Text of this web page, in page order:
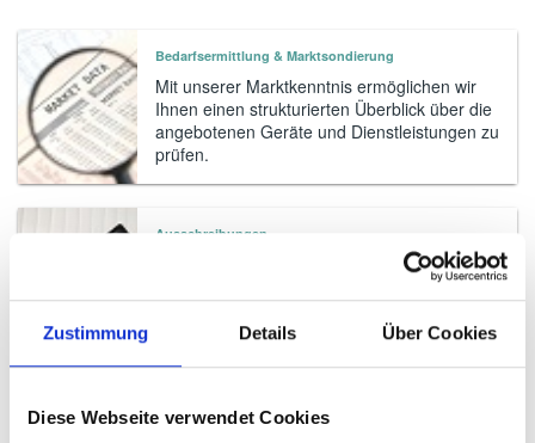
Zustimmung Details Über Cookies
Diese Webseite verwendet Cookies
Bedarfsermittlung & Marktsondierung
Mit unserer Marktkenntnis ermöglichen wir
Ihnen einen strukturierten Überblick über die
angebotenen Geräte und Dienstleistungen zu
prüfen.
Ausschreibungen
Wir unterstützen Sie bei der rechtlichen und
medizintechnischen Spezifikation sowie der
Durchführung von Ausschreibungen.
Mit unserer umfangreichen Erfahrung sichern